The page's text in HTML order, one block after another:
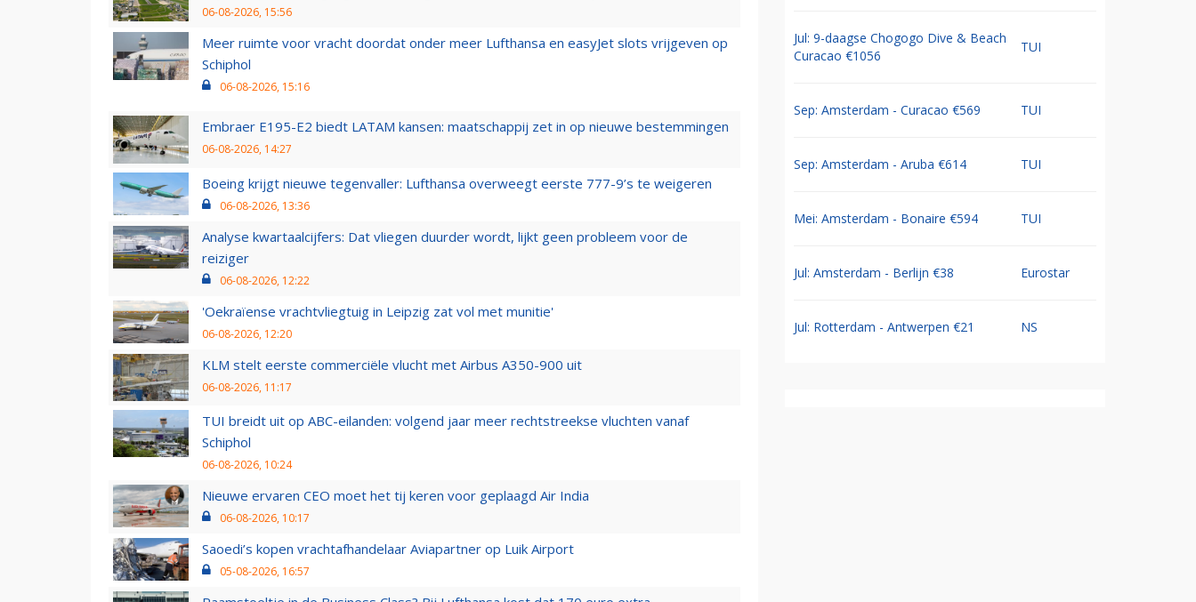
06-08-2026, 15:56
Meer ruimte voor vracht doordat onder meer Lufthansa en easyJet slots vrijgeven op
Schiphol
06-08-2026, 15:16
Embraer E195-E2 biedt LATAM kansen: maatschappij zet in op nieuwe bestemmingen
06-08-2026, 14:27
Boeing krijgt nieuwe tegenvaller: Lufthansa overweegt eerste 777-9’s te weigeren
06-08-2026, 13:36
Analyse kwartaalcijfers: Dat vliegen duurder wordt, lijkt geen probleem voor de
reiziger
06-08-2026, 12:22
'Oekraïense vrachtvliegtuig in Leipzig zat vol met munitie'
06-08-2026, 12:20
KLM stelt eerste commerciële vlucht met Airbus A350-900 uit
06-08-2026, 11:17
TUI breidt uit op ABC-eilanden: volgend jaar meer rechtstreekse vluchten vanaf
Schiphol
06-08-2026, 10:24
Nieuwe ervaren CEO moet het tij keren voor geplaagd Air India
06-08-2026, 10:17
Saoedi’s kopen vrachtafhandelaar Aviapartner op Luik Airport
05-08-2026, 16:57
Jul: 9-daagse Chogogo Dive & Beach
Curacao €1056
TUI
Sep: Amsterdam - Curacao €569 TUI
Sep: Amsterdam - Aruba €614 TUI
Mei: Amsterdam - Bonaire €594 TUI
Jul: Amsterdam - Berlijn €38 Eurostar
Jul: Rotterdam - Antwerpen €21 NS